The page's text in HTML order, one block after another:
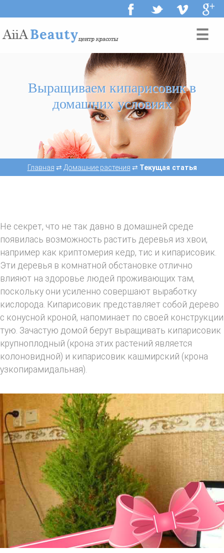
☰
Выращиваем кипарисовик в
домашних условиях
Главная ⇄ Домашние растения ⇄ Текущая статья
Не секрет, что не так давно в домашней среде
появилась возможность растить деревья из хвои,
например как криптомерия кедр, тис и кипарисовик.
Эти деревья в комнатной обстановке отлично
влияют на здоровье людей проживающих там,
поскольку они усиленно совершают выработку
кислорода. Кипарисовик представляет собой дерево
с конусной кроной, напоминает по своей конструкции
тую. Зачастую домой берут выращивать кипарисовик
крупноплодный (крона этих растений является
колоновидной) и кипарисовик кашмирский (крона
узкопирамидальная).